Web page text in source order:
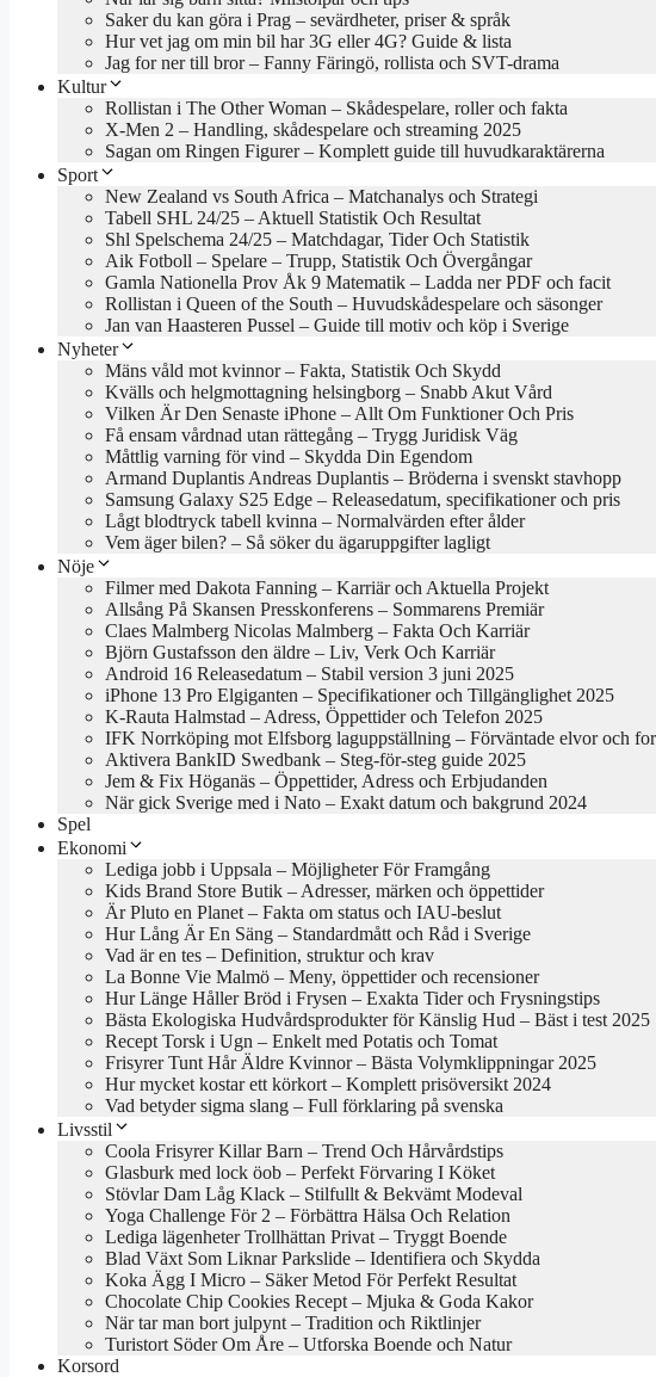
Saker du kan göra i Prag – sevärdheter, priser & språk
Hur vet jag om min bil har 3G eller 4G? Guide & lista
Jag for ner till bror – Fanny Färingö, rollista och SVT-drama
Kultur
Rollistan i The Other Woman – Skådespelare, roller och fakta
X-Men 2 – Handling, skådespelare och streaming 2025
Sagan om Ringen Figurer – Komplett guide till huvudkaraktärerna
Sport
New Zealand vs South Africa – Matchanalys och Strategi
Tabell SHL 24/25 – Aktuell Statistik Och Resultat
Shl Spelschema 24/25 – Matchdagar, Tider Och Statistik
Aik Fotboll – Spelare – Trupp, Statistik Och Övergångar
Gamla Nationella Prov Åk 9 Matematik – Ladda ner PDF och facit
Rollistan i Queen of the South – Huvudskådespelare och säsonger
Jan van Haasteren Pussel – Guide till motiv och köp i Sverige
Nyheter
Mäns våld mot kvinnor – Fakta, Statistik Och Skydd
Kvälls och helgmottagning helsingborg – Snabb Akut Vård
Vilken Är Den Senaste iPhone – Allt Om Funktioner Och Pris
Få ensam vårdnad utan rättegång – Trygg Juridisk Väg
Måttlig varning för vind – Skydda Din Egendom
Armand Duplantis Andreas Duplantis – Bröderna i svenskt stavhopp
Samsung Galaxy S25 Edge – Releasedatum, specifikationer och pris
Lågt blodtryck tabell kvinna – Normalvärden efter ålder
Vem äger bilen? – Så söker du ägaruppgifter lagligt
Nöje
Filmer med Dakota Fanning – Karriär och Aktuella Projekt
Allsång På Skansen Presskonferens – Sommarens Premiär
Claes Malmberg Nicolas Malmberg – Fakta Och Karriär
Björn Gustafsson den äldre – Liv, Verk Och Karriär
Android 16 Releasedatum – Stabil version 3 juni 2025
iPhone 13 Pro Elgiganten – Specifikationer och Tillgänglighet 2025
K-Rauta Halmstad – Adress, Öppettider och Telefon 2025
IFK Norrköping mot Elfsborg laguppställning – Förväntade elvor och
Aktivera BankID Swedbank – Steg-för-steg guide 2025
Jem & Fix Höganäs – Öppettider, Adress och Erbjudanden
När gick Sverige med i Nato – Exakt datum och bakgrund 2024
Spel
Ekonomi
Lediga jobb i Uppsala – Möjligheter För Framgång
Kids Brand Store Butik – Adresser, märken och öppettider
Är Pluto en Planet – Fakta om status och IAU-beslut
Hur Lång Är En Säng – Standardmått och Råd i Sverige
Vad är en tes – Definition, struktur och krav
La Bonne Vie Malmö – Meny, öppettider och recensioner
Hur Länge Håller Bröd i Frysen – Exakta Tider och Frysningstips
Bästa Ekologiska Hudvårdsprodukter för Känslig Hud – Bäst i test 2025
Recept Torsk i Ugn – Enkelt med Potatis och Tomat
Frisyrer Tunt Hår Äldre Kvinnor – Bästa Volymklippningar 2025
Hur mycket kostar ett körkort – Komplett prisöversikt 2024
Vad betyder sigma slang – Full förklaring på svenska
Livsstil
Coola Frisyrer Killar Barn – Trend Och Hårvårdstips
Glasburk med lock öob – Perfekt Förvaring I Köket
Stövlar Dam Låg Klack – Stilfullt & Bekvämt Modeval
Yoga Challenge För 2 – Förbättra Hälsa Och Relation
Lediga lägenheter Trollhättan Privat – Tryggt Boende
Blad Växt Som Liknar Parkslide – Identifiera och Skydda
Koka Ägg I Micro – Säker Metod För Perfekt Resultat
Chocolate Chip Cookies Recept – Mjuka & Goda Kakor
När tar man bort julpynt – Tradition och Riktlinjer
Turistort Söder Om Åre – Utforska Boende och Natur
Korsord